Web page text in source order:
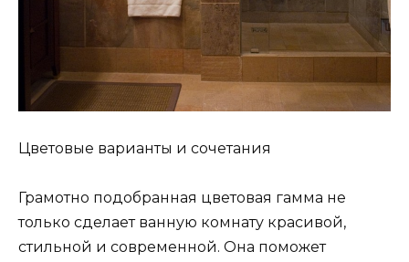
Цветовые варианты и сочетания
Грамотно подобранная цветовая гамма не
только сделает ванную комнату красивой,
стильной и современной. Она поможет